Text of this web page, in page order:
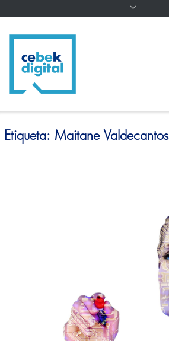
Etiqueta: Maitane Valdecantos